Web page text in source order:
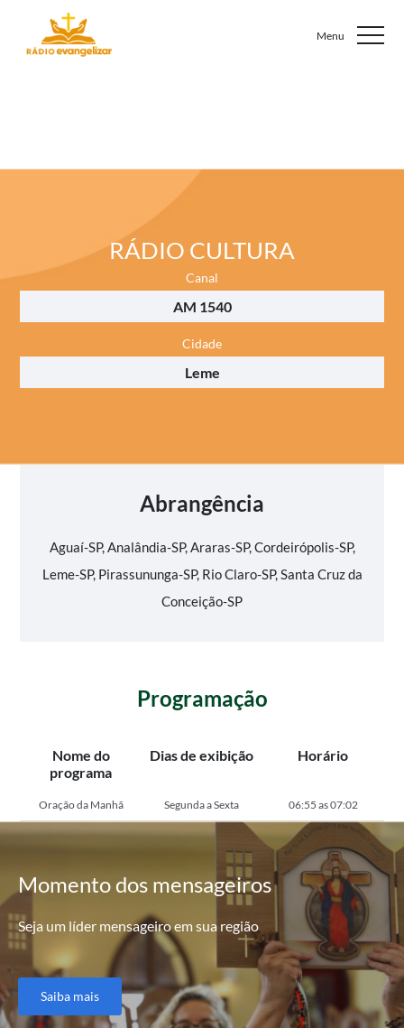
RÁDIO CULTURA
Canal
AM 1540
Cidade
Leme
Abrangência
Aguaí-SP, Analândia-SP, Araras-SP, Cordeirópolis-SP,
Leme-SP, Pirassununga-SP, Rio Claro-SP, Santa Cruz da
Conceição-SP
Programação
Nome do
programa
Dias de exibição Horário
Oração da Manhã Segunda a Sexta 06:55 as 07:02
Momentodos mensageiros
Seja um líder mensageiro em sua região
Saiba mais